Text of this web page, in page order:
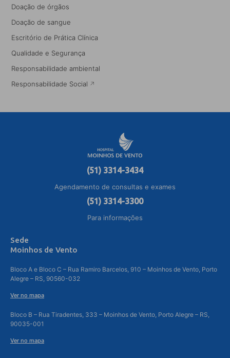
Doação de órgãos
Doação de sangue
Escritório de Prática Clínica
Qualidade e Segurança
Responsabilidade ambiental
Responsabilidade Social
(51) 3314-3434
Agendamento de consultas e exames
(51) 3314-3300
Para informações
Sede
Moinhos de Vento
Bloco A e Bloco C – Rua Ramiro Barcelos, 910 – Moinhos de Vento, Porto
Alegre – RS, 90560-032
Ver no mapa
Bloco B – Rua Tiradentes, 333 – Moinhos de Vento, Porto Alegre – RS,
90035-001
Ver no mapa